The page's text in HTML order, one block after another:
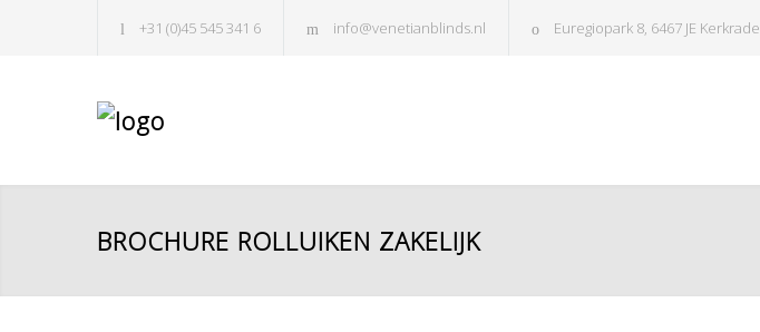
+31 (0)45 545 341 6 info@venetianblinds.nl Euregiopark 8, 6467 JE Kerkrade
BROCHURE ROLLUIKEN ZAKELIJK